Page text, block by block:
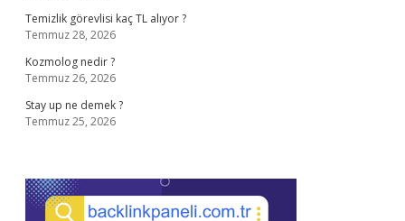
Temizlik görevlisi kaç TL alıyor ?
Temmuz 28, 2026
Kozmolog nedir ?
Temmuz 26, 2026
Stay up ne demek ?
Temmuz 25, 2026